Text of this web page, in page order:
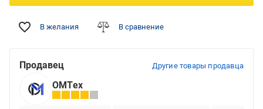
В желания В сравнение
Продавец Другие товары продавца
ОМТех